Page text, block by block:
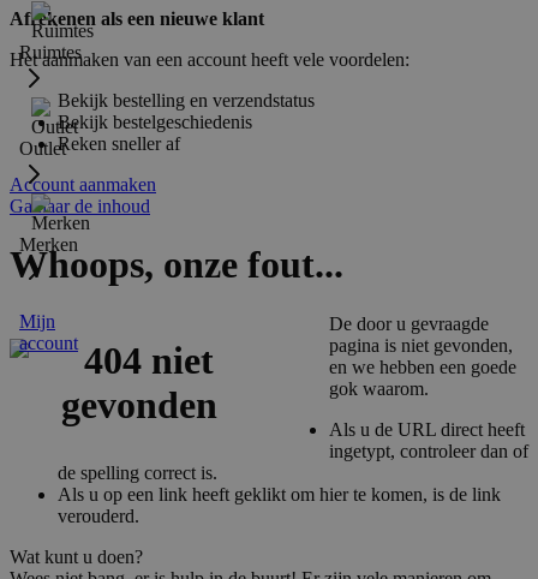
Ruimtes
Outlet
Merken
Mijn
account
Afrekenen als een nieuwe klant
Het aanmaken van een account heeft vele voordelen:
Bekijk bestelling en verzendstatus
Bekijk bestelgeschiedenis
Reken sneller af
Account aanmaken
Ga naar de inhoud
Whoops, onze fout...
De door u gevraagde
pagina is niet gevonden,
en we hebben een goede
gok waarom.
Als u de URL direct heeft
ingetypt, controleer dan of
de spelling correct is.
Als u op een link heeft geklikt om hier te komen, is de link
verouderd.
Wat kunt u doen?